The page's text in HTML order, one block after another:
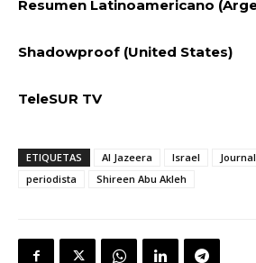
Resumen Latinoamericano
Shadowproof (United States)
TeleSUR TV
ETIQUETAS Al Jazeera Israel
periodista
Shireen Abu Akleh